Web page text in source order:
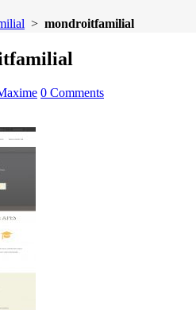
> mondroitfamilial
0 Comments